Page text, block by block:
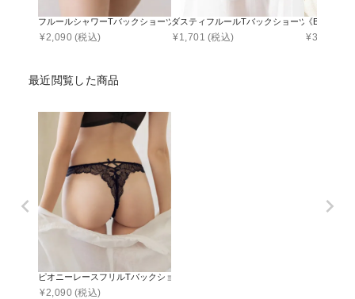
フルールシャワーTバックショーツ【ショーツ単品】
¥2,090 (税込)
ダスティフルールTバックショーツ 【ショー
¥1,701 (税込)
《BraJelly
¥3,990
最近閲覧した商品
ピオニーレースフリルTバックショーツ【ショーツ単品】
¥2,090 (税込)